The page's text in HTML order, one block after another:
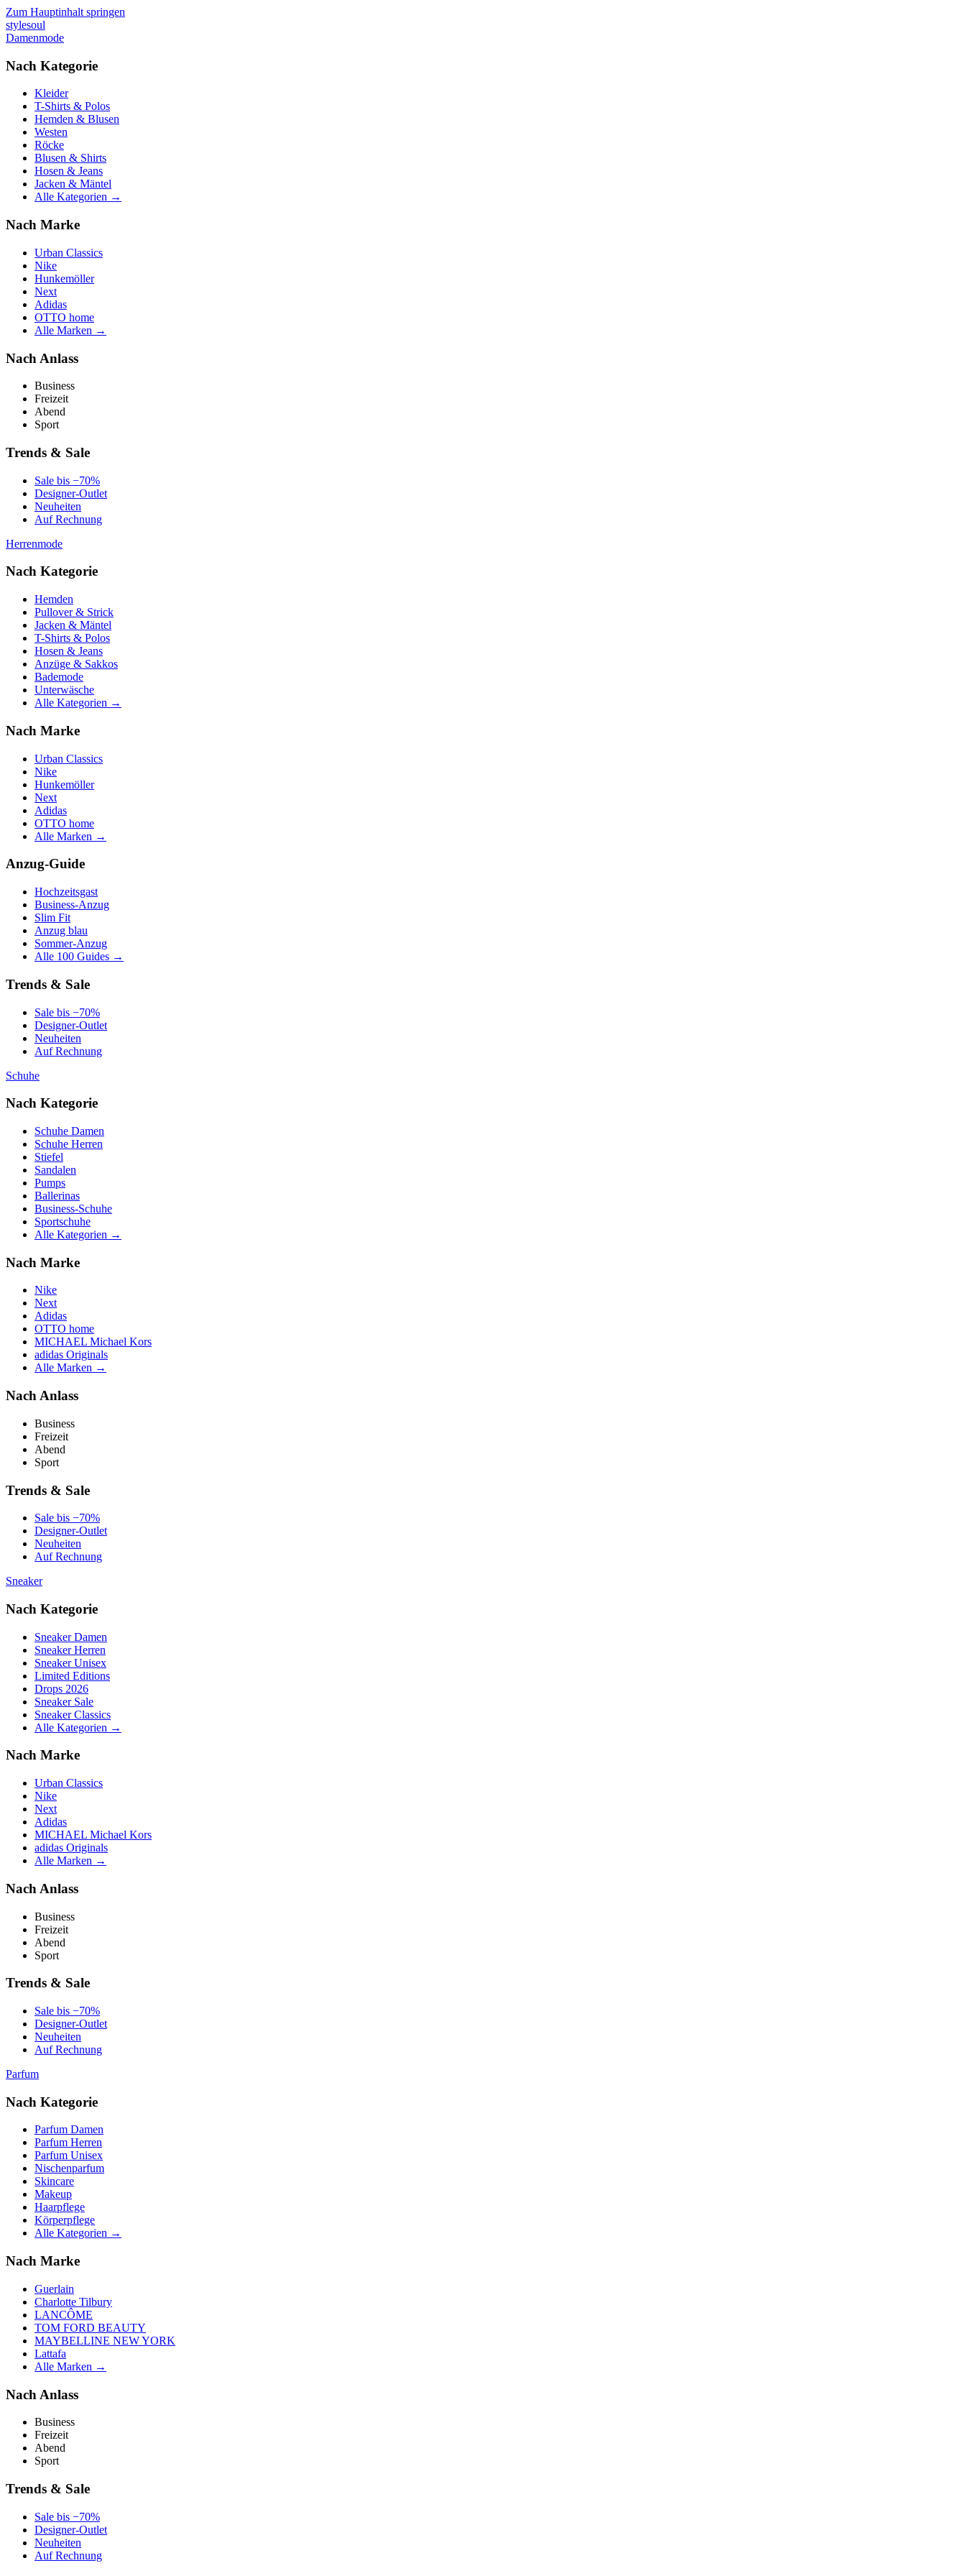
Zum Hauptinhalt springen
stylesoul
Damenmode
Nach Kategorie
Kleider
T-Shirts & Polos
Hemden & Blusen
Westen
Röcke
Blusen & Shirts
Hosen & Jeans
Jacken & Mäntel
Alle Kategorien →
Nach Marke
Urban Classics
Nike
Hunkemöller
Next
Adidas
OTTO home
Alle Marken →
Nach Anlass
Business
Freizeit
Abend
Sport
Trends & Sale
Sale bis −70%
Designer-Outlet
Neuheiten
Auf Rechnung
Herrenmode
Nach Kategorie
Hemden
Pullover & Strick
Jacken & Mäntel
T-Shirts & Polos
Hosen & Jeans
Anzüge & Sakkos
Bademode
Unterwäsche
Alle Kategorien →
Nach Marke
Urban Classics
Nike
Hunkemöller
Next
Adidas
OTTO home
Alle Marken →
Anzug-Guide
Hochzeitsgast
Business-Anzug
Slim Fit
Anzug blau
Sommer-Anzug
Alle 100 Guides →
Trends & Sale
Sale bis −70%
Designer-Outlet
Neuheiten
Auf Rechnung
Schuhe
Nach Kategorie
Schuhe Damen
Schuhe Herren
Stiefel
Sandalen
Pumps
Ballerinas
Business-Schuhe
Sportschuhe
Alle Kategorien →
Nach Marke
Nike
Next
Adidas
OTTO home
MICHAEL Michael Kors
adidas Originals
Alle Marken →
Nach Anlass
Business
Freizeit
Abend
Sport
Trends & Sale
Sale bis −70%
Designer-Outlet
Neuheiten
Auf Rechnung
Sneaker
Nach Kategorie
Sneaker Damen
Sneaker Herren
Sneaker Unisex
Limited Editions
Drops 2026
Sneaker Sale
Sneaker Classics
Alle Kategorien →
Nach Marke
Urban Classics
Nike
Next
Adidas
MICHAEL Michael Kors
adidas Originals
Alle Marken →
Nach Anlass
Business
Freizeit
Abend
Sport
Trends & Sale
Sale bis −70%
Designer-Outlet
Neuheiten
Auf Rechnung
Parfum
Nach Kategorie
Parfum Damen
Parfum Herren
Parfum Unisex
Nischenparfum
Skincare
Makeup
Haarpflege
Körperpflege
Alle Kategorien →
Nach Marke
Guerlain
Charlotte Tilbury
LANCÔME
TOM FORD BEAUTY
MAYBELLINE NEW YORK
Lattafa
Alle Marken →
Nach Anlass
Business
Freizeit
Abend
Sport
Trends & Sale
Sale bis −70%
Designer-Outlet
Neuheiten
Auf Rechnung